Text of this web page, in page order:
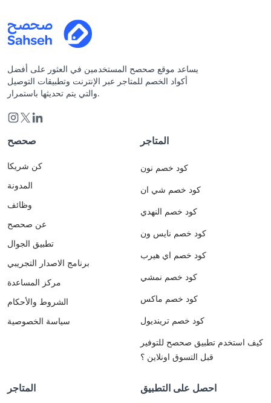
يساعد موقع صحصح المستخدمين في العثور على أفضل
أكواد الخصم للمتاجر عبر الإنترنت وتطبيقات التوصيل
والتي يتم تحديثها باستمرار.
صحصح
كن شريكا
المدونة
وظائف
عن صحصح
تطبيق الجوال
برنامج الاصدار التجريبي
مركز المساعدة
الشروط والأحكام
سياسة الخصوصية
المتاجر
كود خصم نون
كود خصم شي ان
كود خصم النهدي
كود خصم نايس ون
كود خصم اي هيرب
كود خصم نمشي
كود خصم ماكس
كود خصم ترينديول
كيف استخدم تطبيق صحصح للتوفير
قبل التسوق اونلاين ؟
المتاجر احصل على التطبيق